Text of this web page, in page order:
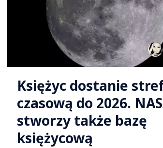
Księżyc dostanie
czasową do 2026.
stworzy także bazę
księżycową